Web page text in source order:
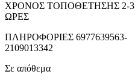
ΧΡΟΝΟΣ ΤΟΠΟΘΕΤΗΣΗΣ 2-3
ΩΡΕΣ
ΠΛΗΡΟΦΟΡΙΕΣ 6977639563-
2109013342
Σε απόθεμα